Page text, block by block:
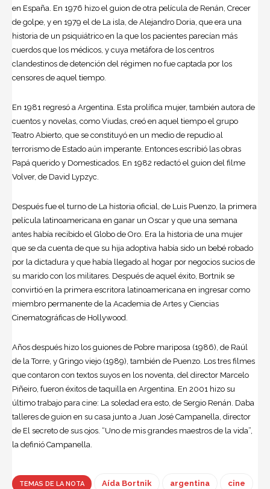
en España. En 1976 hizo el guion de otra película de Renán, Crecer
de golpe, y en 1979 el de La isla, de Alejandro Doria, que era una
historia de un psiquiátrico en la que los pacientes parecían más
cuerdos que los médicos, y cuya metáfora de los centros
clandestinos de detención del régimen no fue captada por los
censores de aquel tiempo.
En 1981 regresó a Argentina. Esta prolífica mujer, también autora de
cuentos y novelas, como Viudas, creó en aquel tiempo el grupo
Teatro Abierto, que se constituyó en un medio de repudio al
terrorismo de Estado aún imperante. Entonces escribió las obras
Papá querido y Domesticados. En 1982 redactó el guion del filme
Volver, de David Lypzyc.
Después fue el turno de La historia oficial, de Luis Puenzo, la primera
película latinoamericana en ganar un Oscar y que una semana
antes había recibido el Globo de Oro. Era la historia de una mujer
que se da cuenta de que su hija adoptiva había sido un bebé robado
por la dictadura y que había llegado al hogar por negocios sucios de
su marido con los militares. Después de aquel éxito, Bortnik se
convirtió en la primera escritora latinoamericana en ingresar como
miembro permanente de la Academia de Artes y Ciencias
Cinematográficas de Hollywood.
Años después hizo los guiones de Pobre mariposa (1986), de Raúl
de la Torre, y Gringo viejo (1989), también de Puenzo. Los tres filmes
que contaron con textos suyos en los noventa, del director Marcelo
Piñeiro, fueron éxitos de taquilla en Argentina. En 2001 hizo su
último trabajo para cine: La soledad era esto, de Sergio Renán. Daba
talleres de guion en su casa junto a Juan José Campanella, director
de El secreto de sus ojos. “Uno de mis grandes maestros de la vida”,
la definió Campanella.
TEMAS DE LA NOTA Aída Bortnik argentina cine